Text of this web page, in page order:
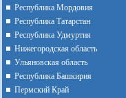
Республика Мордовия
Республика Татарстан
Республика Удмуртия
Нижегородская область
Ульяновская область
Республика Башкирия
Пермский Край